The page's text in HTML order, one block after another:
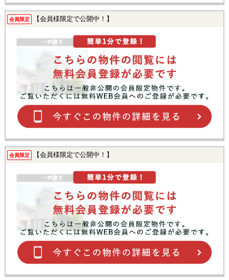
会員限定 【会員様限定で公開中！】
会員限定 【会員様限定で公開中！】